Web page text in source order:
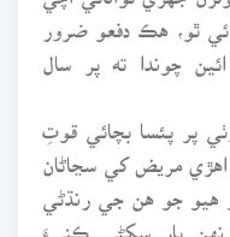
ٿو، هڪ دفعو ضرور
ائين چوندا ته پر سال
پر پئسا بچائي قوتِ
اهڙي مريض کي سڃاڻان
هيو جو هن جي رنڌڻي
ٻار سکڻي ڪنيءَ